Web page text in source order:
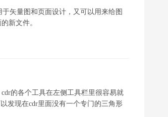
矢量图和页面设计，又可以用来给图
新文件。
的各个工具在左侧工具栏里很容易就
发现在cdr里面没有一个专门的三角形